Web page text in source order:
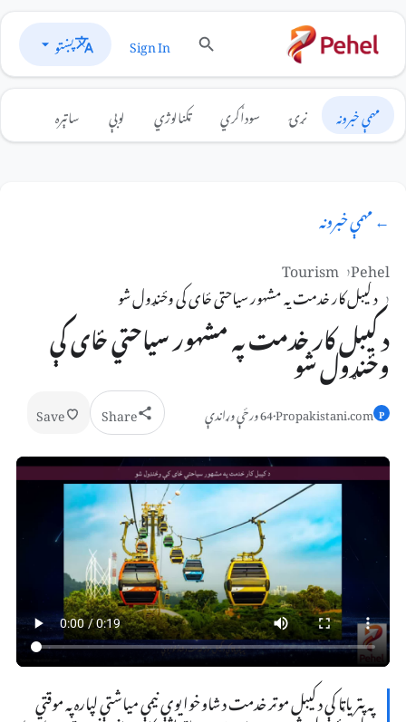
Sign In پښتو
مهمې خبرونه نړۍ سوداګري ټکنالوژي لوبې ساتېره
← مهمې خبرونه
Pehel
Tourism
د کیبل کار خدمت په مشهور سیاحتي ځای کې وځنډول شو
د کیبل کار خدمت په مشهور سیاحتي ځای کې
وځنډول شو
P
Propakistani.com
·64 ورځې وړاندې Share
Save
په پتریاټا کې د کیبل موټر خدمت د شاوخوا یوې نیمې میاشتې لپاره په موقتي